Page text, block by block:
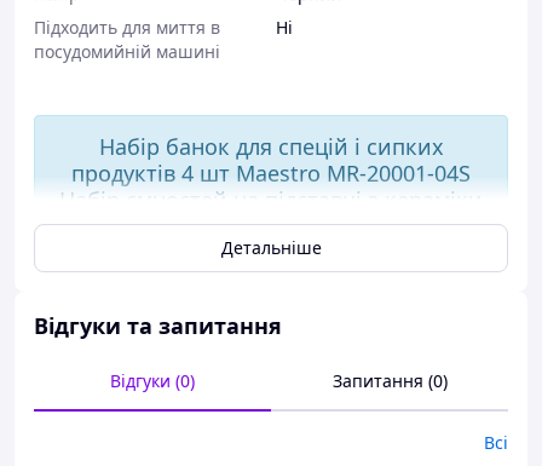
Підходить для миття в
посудомийній машині
Ні
Набір банок для спецій і сипких
продуктів 4 шт Maestro MR-20001-04S
Набір ємностей на підставці з кераміки
Телефонуйте/пишіть у будь-який час, наш
1-3 днів, всі товари перед відправленням
уважно перевіряються, просимо всіх наших
Детальніше
Відгуки та запитання
Відгуки (0) Запитання (0)
Всі